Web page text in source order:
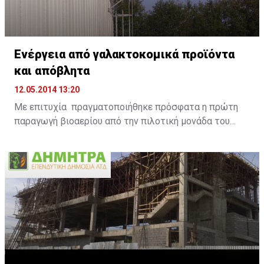
Ενέργεια από γαλακτοκομικά προϊόντα
και απόβλητα
12.05.2014 13:20
Με επιτυχία πραγματοποιήθηκε πρόσφατα η πρώτη
παραγωγή βιοαερίου από την πιλοτική μονάδα του
στην εξειδικευμένη μονάδα της ANIMALIA GENETICS
στο χωριό Μαρκί. Το σημαντικό αυτό περιβαλλοντικό
έργο υλοποιείται στο πλαίσιο του Ευρωπαϊκού
προγράμματος LIFE+ DAIRIUS με τίτλο «Αειφόρος
διαχείριση ληγμένων γαλακτοκομικών προϊόντων με
σκοπό τη βελτιστοποίηση της ενεργειακής
εκμετάλλευσής τους στην Κύπρο» με την στήριξη της